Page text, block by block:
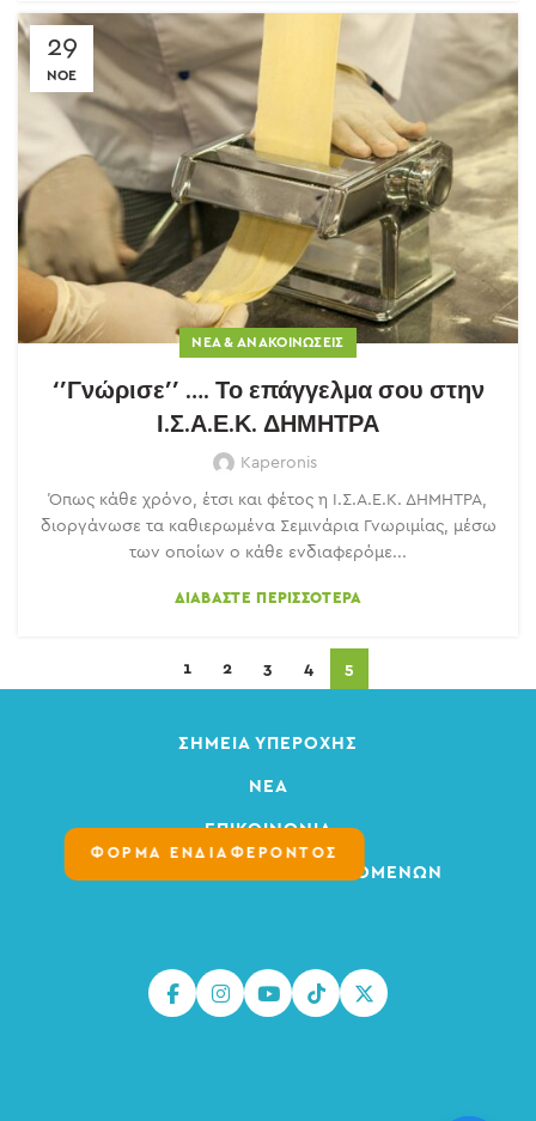
ΦΟΡΜΑ ΕΝΔΙΑΦΕΡΟΝΤΟΣ
29
ΝΟΈ
ΝΈΑ & ΑΝΑΚΟΙΝΏΣΕΙΣ
‘’Γνώρισε’’ …. Το επάγγελμα σου στην
Ι.Σ.Α.Ε.Κ. ΔΗΜΗΤΡΑ
Kaperonis
Όπως κάθε χρόνο, έτσι και φέτος η Ι.Σ.Α.Ε.Κ. ΔΗΜΗΤΡΑ,
διοργάνωσε τα καθιερωμένα Σεμινάρια Γνωριμίας, μέσω
των οποίων ο κάθε ενδιαφερόμε...
ΔΙΑΒΆΣΤΕ ΠΕΡΙΣΣΌΤΕΡΑ
1 2 3 4 5
ΣΗΜΕΊΑ ΥΠΕΡΟΧΉΣ
ΝΈΑ
ΕΠΙΚΟΙΝΩΝΊΑ
ΠΟΛΙΤΙΚΉ ΠΡΟΣΤΑΣΊΑΣ ΔΕΔΟΜΈΝΩΝ